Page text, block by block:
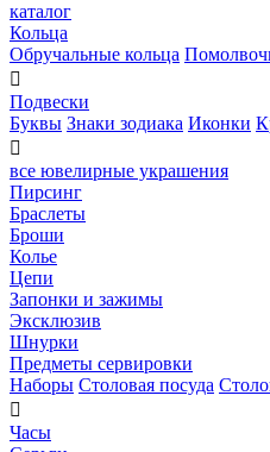
каталог
Кольца
Обручальные кольца

Подвески
Буквы Знаки зодиака Иконки

все ювелирные украшения
Пирсинг
Браслеты
Броши
Колье
Цепи
Запонки и зажимы
Эксклюзив
Шнурки
Предметы сервировки
Наборы Столовая посуда

Часы